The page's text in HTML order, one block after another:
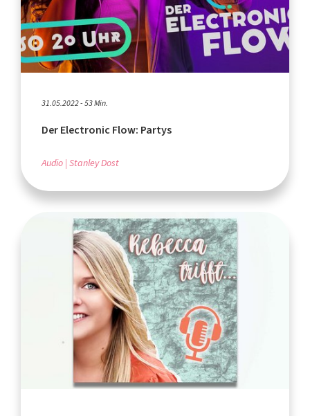
31.05.2022 - 53 Min.
Der Electronic Flow: Partys
Audio Stanley Dost